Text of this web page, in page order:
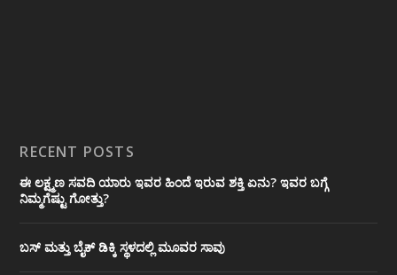
RECENT POSTS
ಈ ಲಕ್ಷ್ಮಣ ಸವದಿ ಯಾರು ಇವರ ಹಿಂದೆ ಇರುವ ಶಕ್ತಿ ಏನು? ಇವರ ಬಗ್ಗೆ
ನಿಮ್ಮಗೆಷ್ಟು ಗೋತ್ತು?
ಬಸ್ ಮತ್ತು ಬೈಕ್ ಡಿಕ್ಕಿ ಸ್ಥಳದಲ್ಲಿ ಮೂವರ ಸಾವು